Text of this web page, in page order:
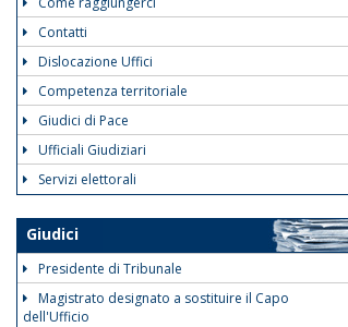
Contatti
Dislocazione Uffici
Competenza territoriale
Giudici di Pace
Ufficiali Giudiziari
Servizi elettorali
Giudici
Presidente di Tribunale
Magistrato designato a sostituire il Capo
dell'Ufficio